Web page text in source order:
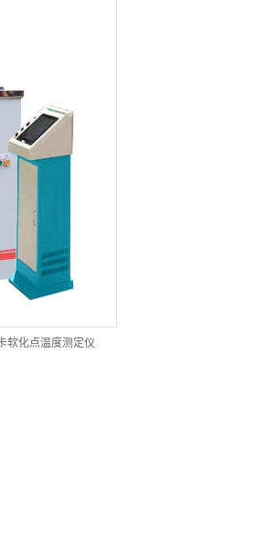
软化点温度测定仪